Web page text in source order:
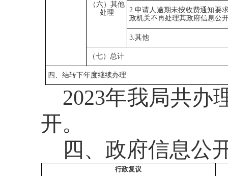
（六）其他
处理
2.申请人逾期未按收费通知要
政机关不再处理其政府信息公
3.其他
（七）总计
四、结转下年度继续办理
2023年我局共办
开。
四、政府信息公
行政复议